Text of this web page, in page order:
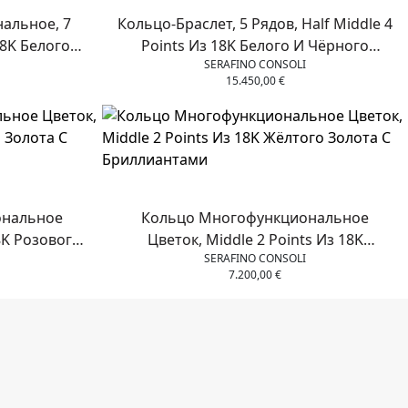
7
Белого
Кольцо-Браслет, 5 Рядов, Half Middle 4
Points Из 18K Белого И Чёрного
Золота С Чёрными Бриллиантами
SERAFINO CONSOLI
15.450,00€
Розового
Кольцо Многофункциональное
Цветок, Middle 2 Points Из 18K
Жёлтого Золота С Бриллиантами
SERAFINO CONSOLI
7.200,00€